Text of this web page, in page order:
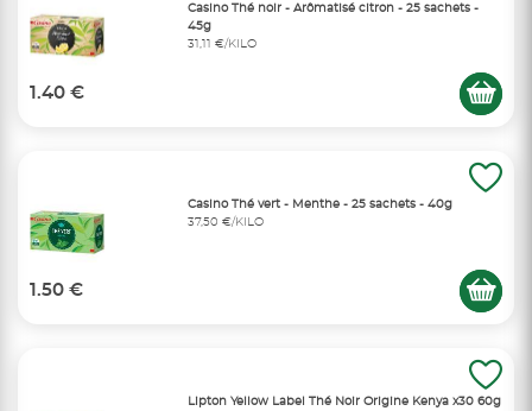
Casino Thé noir - Arômatisé citron - 25 sachets -
45g
31,11 €/KILO
1.40 €
Casino Thé vert - Menthe - 25 sachets - 40g
37,50 €/KILO
1.50 €
Lipton Yellow Label Thé Noir Origine Kenya x30 60g